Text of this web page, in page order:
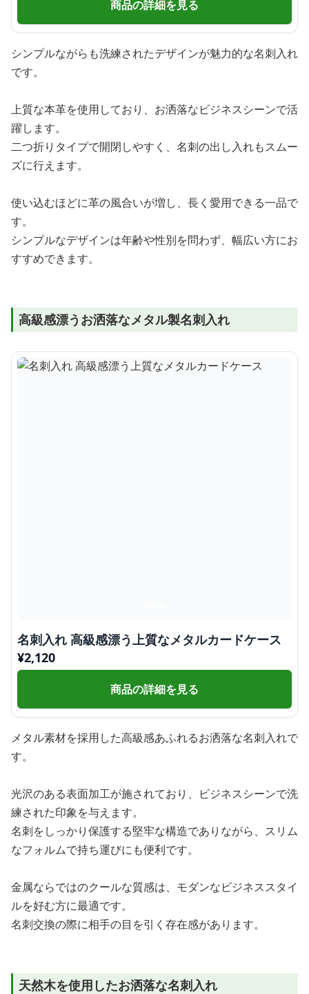
商品の詳細を見る
シンプルながらも洗練されたデザインが魅力的な名刺入れ
です。
上質な本革を使用しており、お洒落なビジネスシーンで活
躍します。
二つ折りタイプで開閉しやすく、名刺の出し入れもスムー
ズに行えます。
使い込むほどに革の風合いが増し、長く愛用できる一品で
す。
シンプルなデザインは年齢や性別を問わず、幅広い方にお
すすめできます。
高級感漂うお洒落なメタル製名刺入れ
名刺入れ 高級感漂う上質なメタルカードケース
¥2,120
商品の詳細を見る
メタル素材を採用した高級感あふれるお洒落な名刺入れで
す。
光沢のある表面加工が施されており、ビジネスシーンで洗
練された印象を与えます。
名刺をしっかり保護する堅牢な構造でありながら、スリム
なフォルムで持ち運びにも便利です。
金属ならではのクールな質感は、モダンなビジネススタイ
ルを好む方に最適です。
名刺交換の際に相手の目を引く存在感があります。
天然木を使用したお洒落な名刺入れ